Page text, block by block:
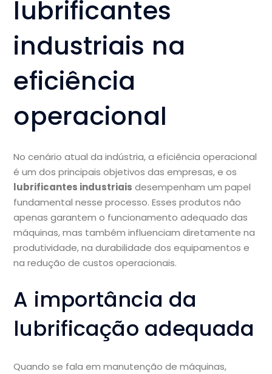
lubrificantes
industriais na
eficiência
operacional
No cenário atual da indústria, a eficiência operacional
é um dos principais objetivos das empresas, e os
lubrificantes industriais desempenham um papel
fundamental nesse processo. Esses produtos não
apenas garantem o funcionamento adequado das
máquinas, mas também influenciam diretamente na
produtividade, na durabilidade dos equipamentos e
na redução de custos operacionais.
A importância da
lubrificação adequada
Quando se fala em manutenção de máquinas,